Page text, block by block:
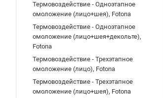
Термовоздействие - Одноэтапное
омоложение (лицо+шея), Fotona
Термовоздействие - Одноэтапное
омоложение (лицо+шея+декольте),
Fotona
Термовоздействие - Трехэтапное
омоложение (лицо), Fotona
Термовоздействие - Трехэтапное
омоложение (лицо+шея), Fotona